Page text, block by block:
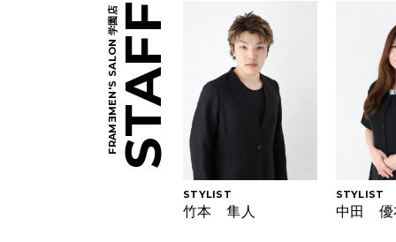
FRAM
E
MEN'S SALON 学園店STAFF
STYLIST
竹本 隼人
STYLIST
中田 優